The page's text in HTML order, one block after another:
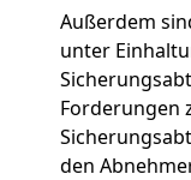
Außerdem
unter
Forderungen
den